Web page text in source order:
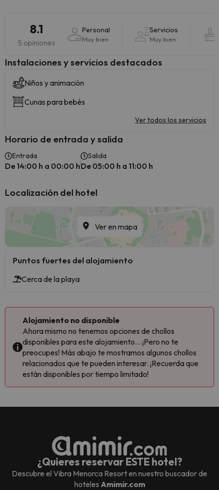
8.1
5 opiniones
Personal
Muy bien
Servicios
Muy bien
Instalaciones y servicios destacados
Niños y animación
Cunas para bebés
Ver todos los servicios
Horario de entrada y salida
Entrada
De 14:00 h a 00:00 h
Salida
De 05:00 h a 11:00 h
Localización del hotel
Ver en mapa
Puntos fuertes del alojamiento
Cerca de la playa
Alojamiento no disponible
Ahora mismo no tenemos opciones de chollos
disponibles para este alojamiento... ¡Pero no te
preocupes! Más abajo te mostramos algunos chollos
relacionados que te pueden interesar. ¡Recuerda que
están disponibles por tiempo limitado!
¿Quieres reservar ESTE hotel?
Descubre el Vibra Menorca Resorten nuestro buscador de
hoteles Amimir.com